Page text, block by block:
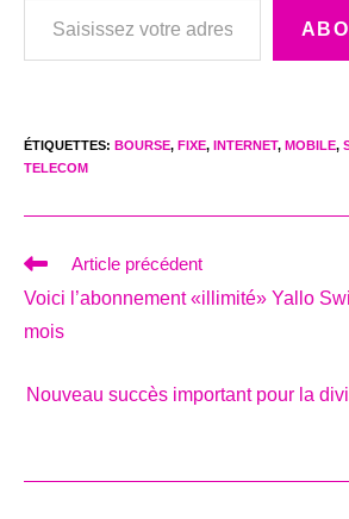
ÉTIQUETTES: BOURSE, FIXE, INTERNET, MOBILE,
TELECOM
Read
articles
Article précédent
Voici l’abonnement «illimité» Yallo
mois
Nouveau succès important pour la